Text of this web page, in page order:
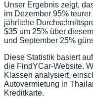
Unser Ergebnis zeigt,
im Dezember 95%
jährliche
$35 um 25% über
und September 25%
Diese Statistik basiert
die FindYCar-Website.
Klassen analysiert,
Autovermietung in
Kreditkarte.